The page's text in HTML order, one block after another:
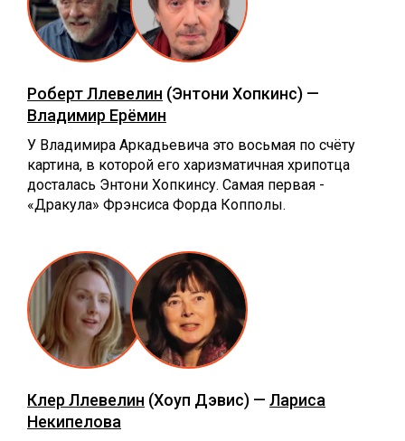
Роберт Ллевелин (Энтони Хопкинс) —
Владимир Ерёмин
У Владимира Аркадьевича это восьмая по счёту
картина, в которой его харизматичная хрипотца
досталась Энтони Хопкинсу. Самая первая -
«Дракула» Фрэнсиса Форда Копполы.
Клер Ллевелин (Хоуп Дэвис) — Лариса
Некипелова